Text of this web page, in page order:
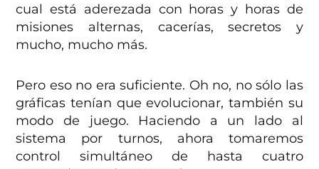
cual está aderezada con horas y horas de
misiones alternas, cacerías, secretos y
mucho, mucho más.
Pero eso no era suficiente. Oh no, no sólo las
gráficas tenían que evolucionar, también su
modo de juego. Haciendo a un lado al
sistema por turnos, ahora tomaremos
control simultáneo de hasta cuatro